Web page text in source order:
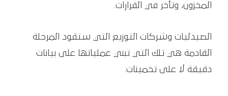
المخزون، وتأخر في القرارات.
الصيدليات وشركات التوزيع التي ستقود المرحلة
القادمة هي تلك التي تبني عملياتها على بيانات
دقيقة لا على تخمينات.